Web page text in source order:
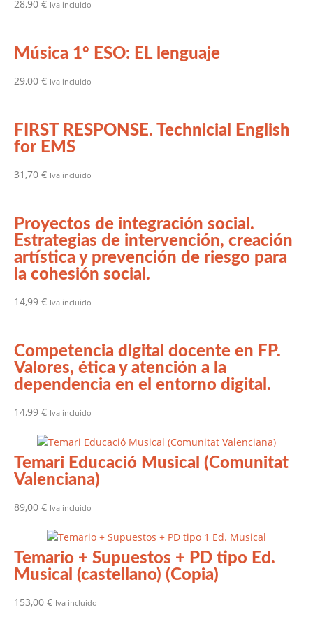
28,90 € Iva incluido
Música 1º ESO: EL lenguaje
29,00 € Iva incluido
FIRST RESPONSE. Technicial English
for EMS
31,70 € Iva incluido
Proyectos de integración social.
Estrategias de intervención, creación
artística y prevención de riesgo para
la cohesión social.
14,99 € Iva incluido
Competencia digital docente en FP.
Valores, ética y atención a la
dependencia en el entorno digital.
14,99 € Iva incluido
Temari Educació Musical (Comunitat
Valenciana)
89,00 € Iva incluido
Temario + Supuestos + PD tipo Ed.
Musical (castellano) (Copia)
153,00 € Iva incluido